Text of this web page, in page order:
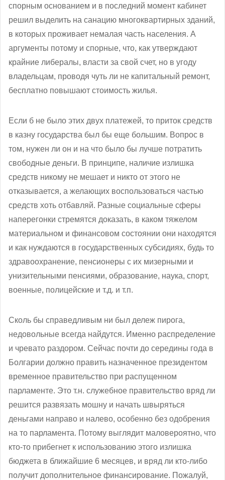
спорным основанием и в последний момент кабинет
решил выделить на санацию многоквартирных зданий,
в которых проживает немалая часть населения. А
аргументы потому и спорные, что, как утверждают
крайние либералы, власти за свой счет, но в угоду
владельцам, проводя чуть ли не капитальный ремонт,
бесплатно повышают стоимость жилья.
Если б не было этих двух платежей, то приток средств
в казну государства был бы еще большим. Вопрос в
том, нужен ли он и на что было бы лучше потратить
свободные деньги. В принципе, наличие излишка
средств никому не мешает и никто от этого не
отказывается, а желающих воспользоваться частью
средств хоть отбавляй. Разные социальные сферы
наперегонки стремятся доказать, в каком тяжелом
материальном и финансовом состоянии они находятся
и как нуждаются в государственных субсидиях, будь то
здравоохранение, пенсионеры с их мизерными и
унизительными пенсиями, образование, наука, спорт,
военные, полицейские и т.д. и т.п.
Сколь бы справедливым ни был дележ пирога,
недовольные всегда найдутся. Именно распределение
и чревато раздором. Сейчас почти до середины года в
Болгарии должно править назначенное президентом
временное правительство при распущенном
парламенте. Это т.н. служебное правительство вряд ли
решится развязать мошну и начать швыряться
деньгами направо и налево, особенно без одобрения
на то парламента. Потому выглядит маловероятно, что
кто-то прибегнет к использованию этого излишка
бюджета в ближайшие 6 месяцев, и вряд ли кто-либо
получит дополнительное финансирование. Пожалуй,